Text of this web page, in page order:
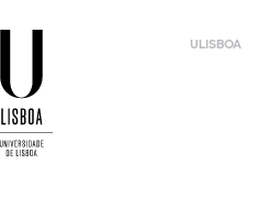
ULISBOA